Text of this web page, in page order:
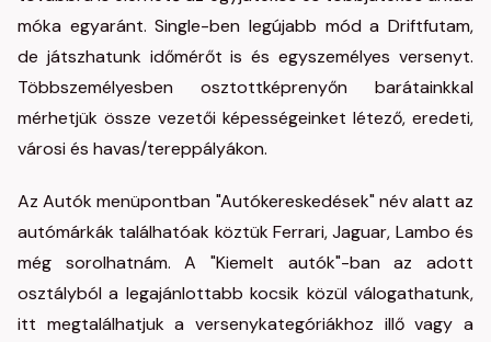
móka egyaránt. Single-ben legújabb mód a Driftfutam,
de játszhatunk időmérőt is és egyszemélyes versenyt.
Többszemélyesben osztottképrenyőn barátainkkal
mérhetjük össze vezetői képességeinket létező, eredeti,
városi és havas/tereppályákon.
Az Autók menüpontban "Autókereskedések" név alatt az
autómárkák találhatóak köztük Ferrari, Jaguar, Lambo és
még sorolhatnám. A "Kiemelt autók"-ban az adott
osztályból a legajánlottabb kocsik közül válogathatunk,
itt megtalálhatjuk a versenykategóriákhoz illő vagy a